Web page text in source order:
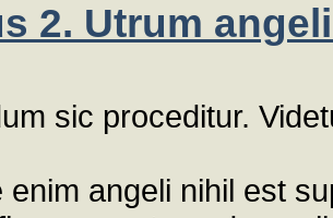
2. Utrum
sic proceditur.
enim angeli nihil est